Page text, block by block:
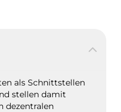
als Schnittstellen
stellen damit
dezentralen